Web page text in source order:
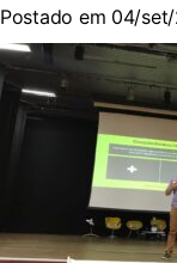
Postado em 04/set/